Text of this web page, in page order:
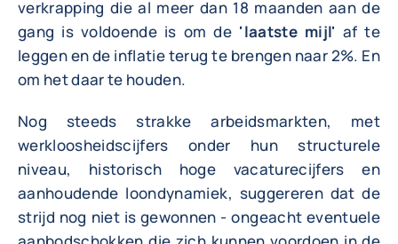
verkrapping die al meer dan 18 maanden aan de
gang is voldoende is om de 'laatste mijl' af te
leggen en de inflatie terug te brengen naar 2%. En
om het daar te houden.
Nog steeds strakke arbeidsmarkten, met
werkloosheidscijfers onder hun structurele
niveau, historisch hoge vacaturecijfers en
aanhoudende loondynamiek, suggereren dat de
strijd nog niet is gewonnen - ongeacht eventuele